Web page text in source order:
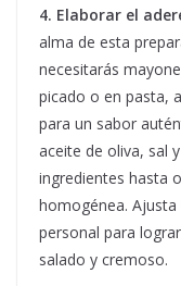
4. Elaborar el
alma de esta
necesitarás
picado o en pasta,
para un sabor
aceite de oliva, sal
ingredientes hasta
homogénea.
personal para
salado y cremoso.